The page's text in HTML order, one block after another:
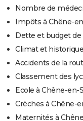
Nombre de
Impôts à Chêne-
Dette et budget
Climat et
Accidents de la
Classement des
Ecole à Chêne-en-
Crèches à Chêne-
Maternités à